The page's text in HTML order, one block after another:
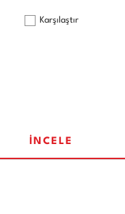
Karşılaştır
İNCELE